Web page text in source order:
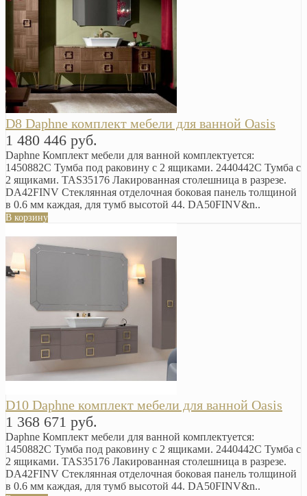
D8 Daphne комплект мебели для ванной Oasis
1 480 446 руб.
Daphne Комплект мебели для ванной комплектуется:
1450882C Тумба под раковину с 2 ящиками. 2440442C Тумба с
2 ящиками. TAS35176 Лакированная столешница в разрезе.
DA42FINV Стеклянная отделочная боковая панель толщиной
в 0.6 мм каждая, для тумб высотой 44. DA50FINV&n..
В корзину
D10 Daphne комплект мебели для ванной Oasis
1 368 671 руб.
Daphne Комплект мебели для ванной комплектуется:
1450882C Тумба под раковину с 2 ящиками. 2440442C Тумба с
2 ящиками. TAS35176 Лакированная столешница в разрезе.
DA42FINV Стеклянная отделочная боковая панель толщиной
в 0.6 мм каждая, для тумб высотой 44. DA50FINV&n..